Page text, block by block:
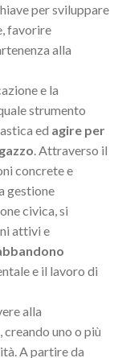
per sviluppare
favorire
alla
e la
strumento
ed agire per
. Attraverso il
concrete e
gestione
civica, si
attivi e
e il lavoro di
alla
, creando uno o più
A partire da